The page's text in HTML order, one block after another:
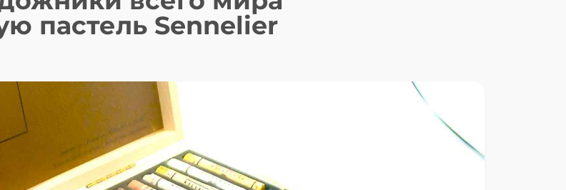
пастель Sennelier